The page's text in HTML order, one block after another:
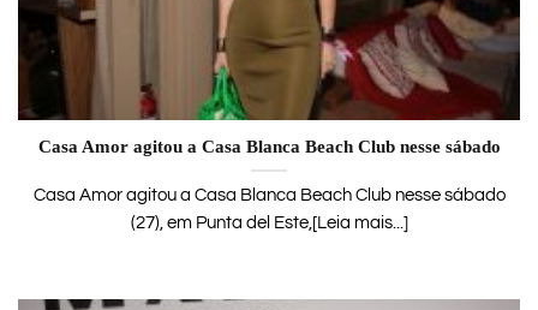
Casa Amor agitou a Casa Blanca Beach Club nesse sábado
Casa Amor agitou a Casa Blanca Beach Club nesse sábado
(27), em Punta del Este,[Leia mais...]